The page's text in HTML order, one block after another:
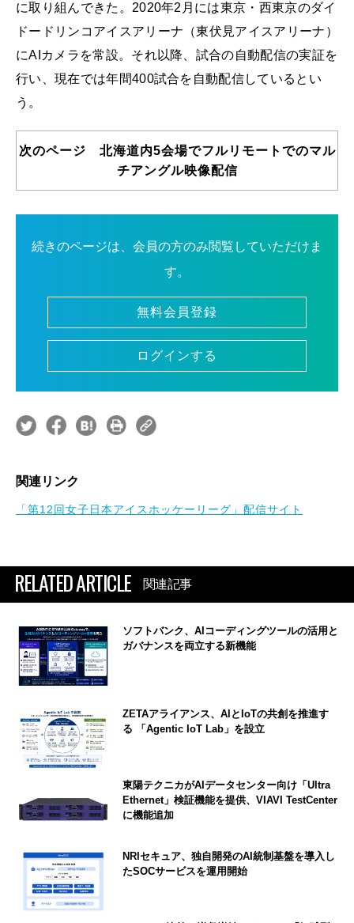
に取り組んできた。2020年2月には東京・西東京のダイ
ドードリンコアイスアリーナ（東伏見アイスアリーナ）
にAIカメラを常設。それ以降、試合の自動配信の実証を
行い、現在では年間400試合を自動配信しているとい
う。
次のページ 北海道内5会場でフルリモートでのマル
チアングル映像配信
続きのページは、会員の方のみ閲覧していただけま
す。
無料会員登録
ログインする
関連リンク
「第12回女子日本アイスホッケーリーグ」配信サイト
RELATED ARTICLE 関連記事
ソフトバンク、AIコーディングツールの活用と
ガバナンスを両立する新機能
ZETAアライアンス、AIとIoTの共創を推進す
る 「Agentic IoT Lab」を設立
東陽テクニカがAIデータセンター向け「Ultra
Ethernet」検証機能を提供、VIAVI TestCenter
に機能追加
NRIセキュア、独自開発のAI統制基盤を導入し
たSOCサービスを運用開始